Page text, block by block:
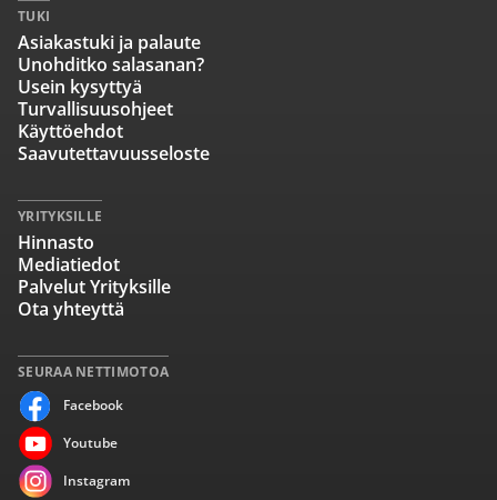
SEURAA NETTIMOTOA
Facebook
Youtube
Instagram
TUKI
Asiakastuki ja palaute
Unohditko salasanan?
Usein kysyttyä
Turvallisuusohjeet
Käyttöehdot
Saavutettavuusseloste
YRITYKSILLE
Hinnasto
Mediatiedot
Palvelut Yrityksille
Ota yhteyttä